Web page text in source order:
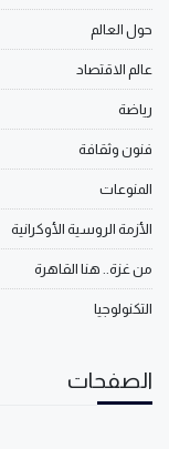
حول العالم
عالم الاقتصاد
رياضة
فنون وثقافة
المنوعات
الأزمة الروسية الأوكرانية
من غزة.. هنا القاهرة
التكنولوجيا
الصفحات